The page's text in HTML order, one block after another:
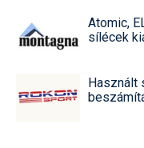
Atomic,
sílécek
Használt